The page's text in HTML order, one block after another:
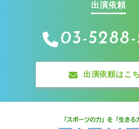
出演依頼
03-5288-
出演依頼はこ